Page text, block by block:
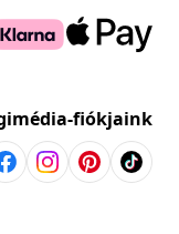
fiókjaink